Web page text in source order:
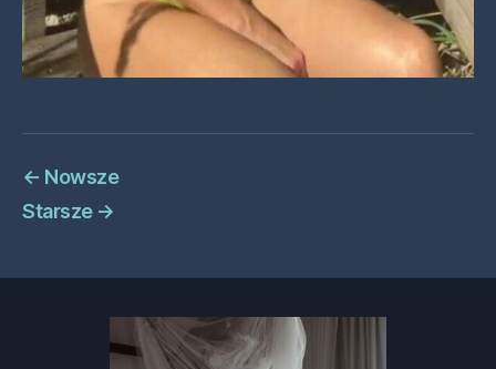
← Nowsze
Starsze →